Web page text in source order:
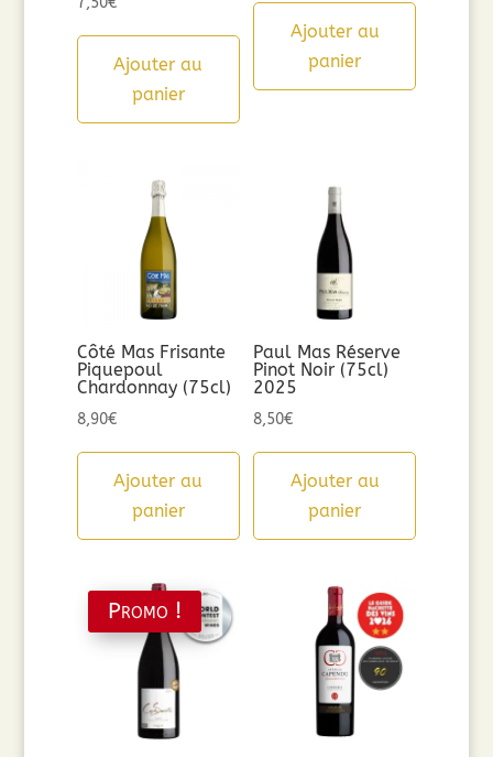
Ajouter au
panier
Ajouter au
panier
Côté Mas Frisante
Piquepoul
Chardonnay (75cl)
8,90€
Ajouter au
panier
Paul Mas Réserve
Pinot Noir (75cl)
2025
8,50€
Ajouter au
panier
Promo !